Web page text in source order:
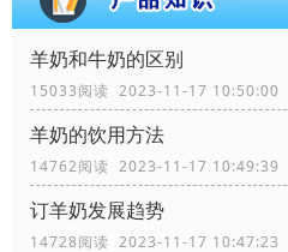
羊奶和牛奶的区别
15033阅读 2023-11-17 10:50:00
羊奶的饮用方法
14762阅读 2023-11-17 10:49:39
订羊奶发展趋势
14728阅读 2023-11-17 10:47:23